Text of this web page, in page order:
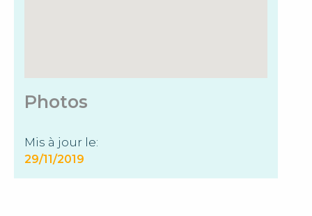
Photos
Mis à jour le:
29/11/2019